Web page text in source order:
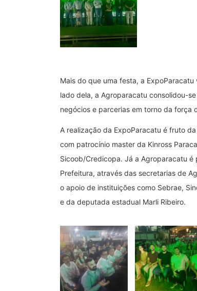
Mais do que uma festa, a
lado dela, a Agroparacatu consolidou-
negócios e parcerias em torno da força
A realização da ExpoParacatu é fruto
com patrocínio master da Kinross
Sicoob/Credicopa. Já a Agroparacatu
Prefeitura, através das secretarias de
o apoio de instituições como Sebrae,
e da deputada estadual Marli Ribeiro.